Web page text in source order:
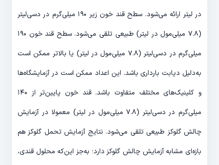
در لیتر ارائه می‌شود. سطح قند خون زیر ۱۹۰ میلی‌گرم در دسی‌لیتر
(۷.۸ میلی‌مول در لیتر) طبیعی تلقی می‌شود. سطح قند خون ۱۹۰
میلی‌گرم در دسی‌لیتر (۷.۸ میلی‌مول در لیتر) یا بالاتر ممکن است
به‌دلیل دیابت بارداری باشد. ‌این اعداد ممکن است در آزمایشگاه‌ها
و کلینیک‌های مختلف متفاوت باشد. قند خون پایین‌تر از ۱۴۰
میلی‌گرم در دسی‌لیتر (۷.۸ میلی‌مول در لیتر) معمولا در آزمایش
چالش گلوکز طبیعی تلقی می‌شود. نتایج آزمایش تحمل گلوکز هم
بازه‌ای مشابه آزمایش چالش گلوکز دارد؛ به‌جز این‌که محلول قندی،